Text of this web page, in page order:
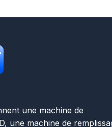
une machine de
une machine de